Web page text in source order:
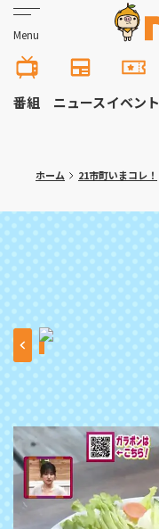
Menu
番組 ニュースイベント
ホーム 21市町いまコレ！